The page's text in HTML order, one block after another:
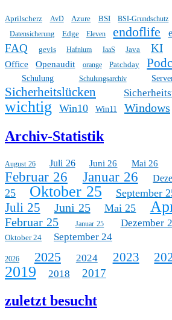
Aprilscherz AvD Azure BSI BSI-Grundschutz
Datensicherung
Edge Eleven endoflife
FAQ gevis Hafnium IaaS Java KI
Office Openaudit orange Patchday
Schulung
Schulungsarchiv
Sicherheitslücken
wichtig Win10 Win11 Windows
Archiv-Statistik
August 26 Juli 26 Juni 26 Mai 26
Februar 26 Januar 26
25
Oktober 25 September
Juli 25 Juni 25 Mai 25
Februar 25 Januar 25 Dezember
Oktober 24 September 24
2026 2025 2024 2023
2019 2018 2017
zuletzt besucht